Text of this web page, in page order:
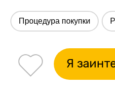
Процедура покупки
Я